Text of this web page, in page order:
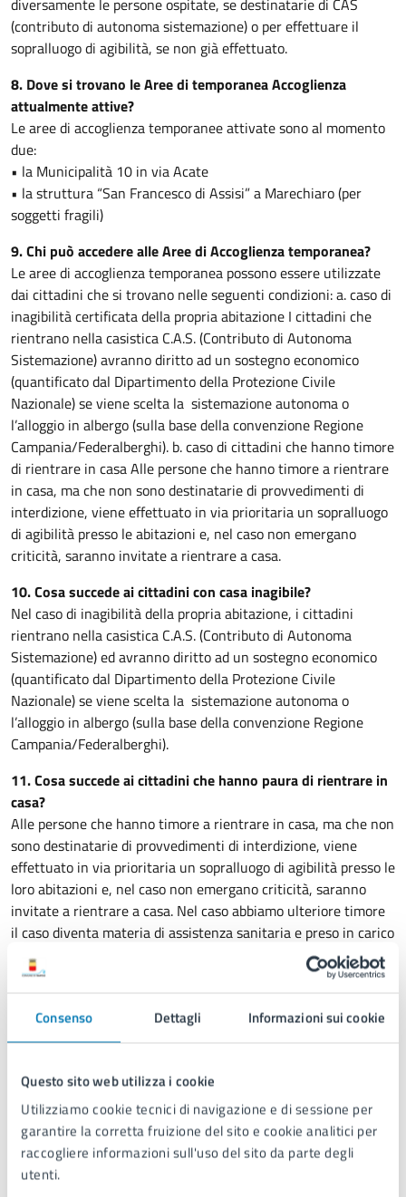
Consenso Dettagli Informazioni sui cookie
Questo sito web utilizza i cookie
Utilizziamo cookie tecnici di navigazione e di sessione per
garantire la corretta fruizione del sito e cookie analitici per
raccogliere informazioni sull'uso del sito da parte degli
utenti.
diversamente le persone ospitate, se destinatarie di CAS
(contributo di autonoma sistemazione) o per effettuare il
sopralluogo di agibilità, se non già effettuato.
8. Dove si trovano le Aree di temporanea Accoglienza
attualmente attive?
Le aree di accoglienza temporanee attivate sono al momento
due:
• la Municipalità 10 in via Acate
• la struttura “San Francesco di Assisi” a Marechiaro (per
soggetti fragili)
9. Chi può accedere alle Aree di Accoglienza temporanea?
Le aree di accoglienza temporanea possono essere utilizzate
dai cittadini che si trovano nelle seguenti condizioni: a. caso di
inagibilità certificata della propria abitazione I cittadini che
rientrano nella casistica C.A.S. (Contributo di Autonoma
Sistemazione) avranno diritto ad un sostegno economico
(quantificato dal Dipartimento della Protezione Civile
Nazionale) se viene scelta la sistemazione autonoma o
l’alloggio in albergo (sulla base della convenzione Regione
Campania/Federalberghi). b. caso di cittadini che hanno timore
di rientrare in casa Alle persone che hanno timore a rientrare
in casa, ma che non sono destinatarie di provvedimenti di
interdizione, viene effettuato in via prioritaria un sopralluogo
di agibilità presso le abitazioni e, nel caso non emergano
criticità, saranno invitate a rientrare a casa.
10. Cosa succede ai cittadini con casa inagibile?
Nel caso di inagibilità della propria abitazione, i cittadini
rientrano nella casistica C.A.S. (Contributo di Autonoma
Sistemazione) ed avranno diritto ad un sostegno economico
(quantificato dal Dipartimento della Protezione Civile
Nazionale) se viene scelta la sistemazione autonoma o
l’alloggio in albergo (sulla base della convenzione Regione
Campania/Federalberghi).
11. Cosa succede ai cittadini che hanno paura di rientrare in
casa?
Alle persone che hanno timore a rientrare in casa, ma che non
sono destinatarie di provvedimenti di interdizione, viene
effettuato in via prioritaria un sopralluogo di agibilità presso le
loro abitazioni e, nel caso non emergano criticità, saranno
invitate a rientrare a casa. Nel caso abbiamo ulteriore timore
il caso diventa materia di assistenza sanitaria e preso in carico
dal Sistema Sanitario Regionale.
vulnerabilità?
La valutazione di agibilità viene richiesta in caso di evidenti
vulnerabilità, invece, servono a verificare il grado di resistenza
di una struttura alle sollecitazioni sismiche e vengono
eseguite sugli edifici in un momento diverso dall’emergenza.
Questi infatti inizieranno solo dopo tutte le valutazioni di
agibilità.